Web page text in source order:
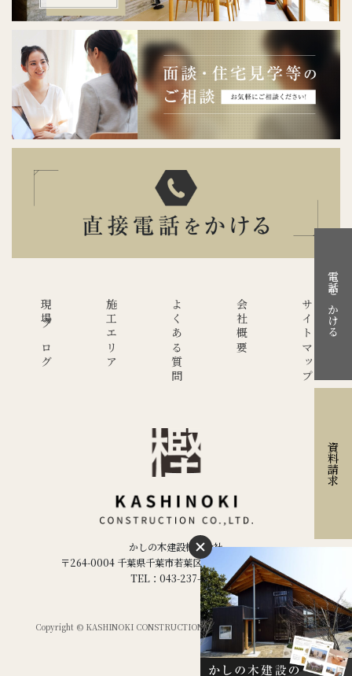
現場ブログ 施工エリア よくある質問 会社概要 サイトマップ
かしの木建設株式会社
〒264-0004 千葉県千葉市若葉区千城台西２丁目２−５
TEL：043-237-1886
Copyright © KASHINOKI CONSTRUCTION Co.ltd,. All Rights Reserved.
電話をかける
資料請求